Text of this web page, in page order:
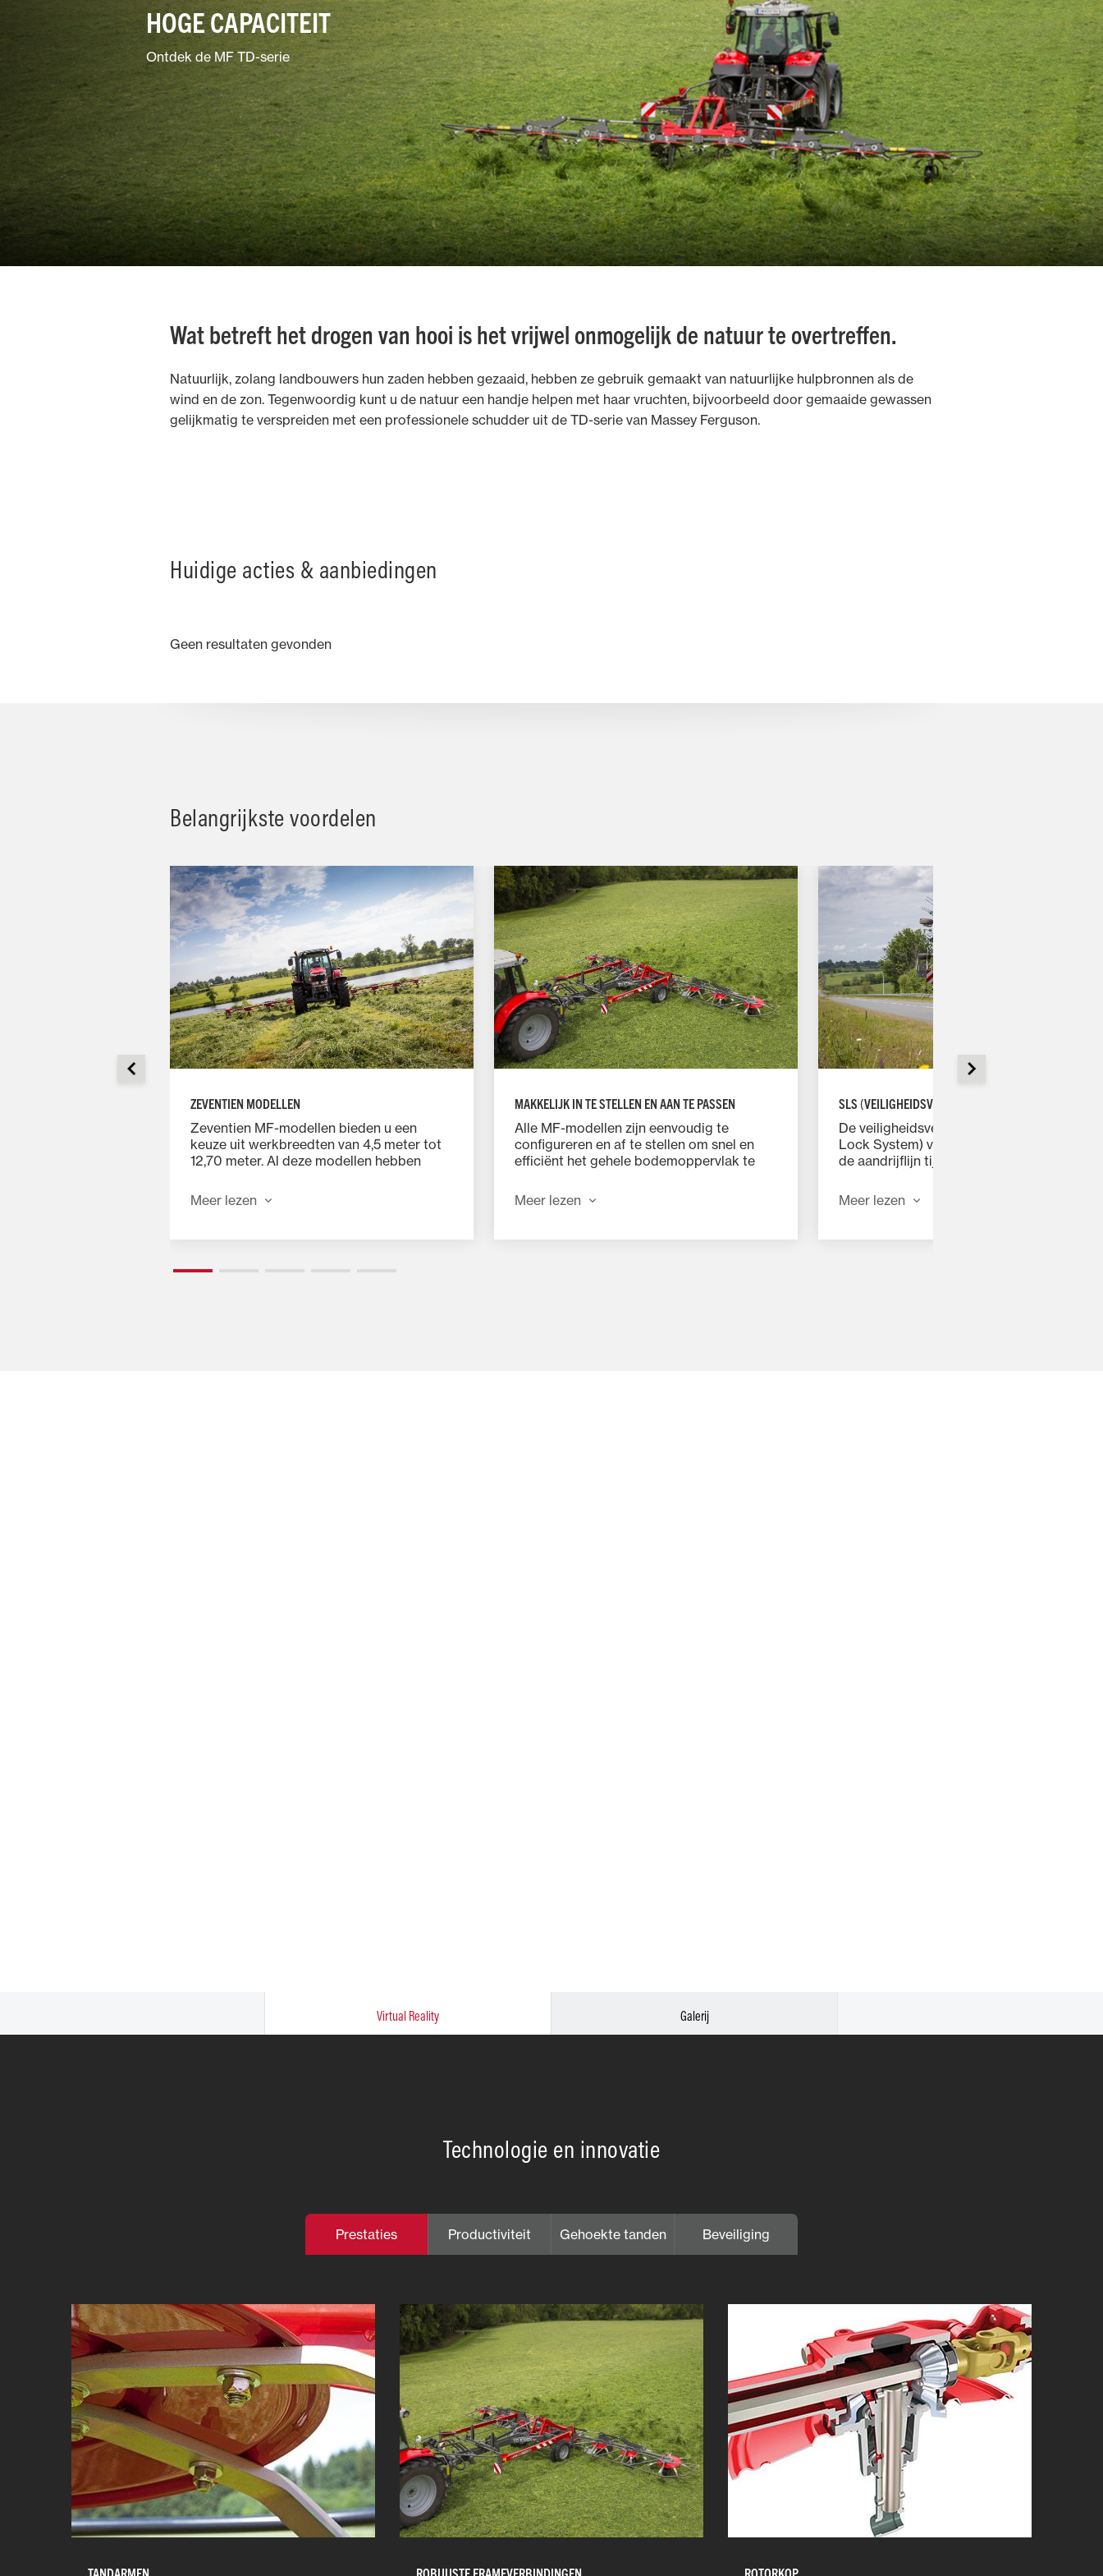
Tuin &
parkonderhoud
Gemengde
bedrijven
HOGE CAPACITEIT
Ontdek de MF TD-serie
Wat betreft het drogen van hooi is het vrijwel onmogelijk de natuur te overtreffen.
Natuurlijk, zolang landbouwers hun zaden hebben gezaaid, hebben ze gebruik gemaakt van natuurlijke hulpbronnen als de
wind en de zon. Tegenwoordig kunt u de natuur een handje helpen met haar vruchten, bijvoorbeeld door gemaaide gewassen
gelijkmatig te verspreiden met een professionele schudder uit de TD-serie van Massey Ferguson.
Huidige acties & aanbiedingen
Geen resultaten gevonden
Belangrijkste voordelen
ZEVENTIEN MODELLEN
Zeventien MF-modellen bieden u een
keuze uit werkbreedten van 4,5 meter tot
12,70 meter. Al deze modellen hebben
verspreidingshoeken van 15, 18 en 20,5
graden, waarmee ze instelbaar zijn voor
gewasomstandigheden.
Meer lezen
MAKKELIJK IN TE STELLEN EN AAN TE PASSEN
Alle MF-modellen zijn eenvoudig te
configureren en af te stellen om snel en
efficiënt het gehele bodemoppervlak te
buitenste rotors met een centraal
hydraulisch hefsysteem met drukcilinders
voorkomt eenzijdige belastingen – zelfs op
Meer lezen
SLS (VEILIGHEIDSVERGRENDELING)
De veiligheidsvergrendeling SLS (Security
Lock System) voorkomt beschadiging van
de aandrijflijn tijdens het op- en
Meer lezen
Virtual Reality Galerij
Technologie en innovatie
Prestaties Productiviteit Gehoekte tanden Beveiliging
TANDARMEN ROBUUSTE FRAMEVERBINDINGEN ROTORKOP